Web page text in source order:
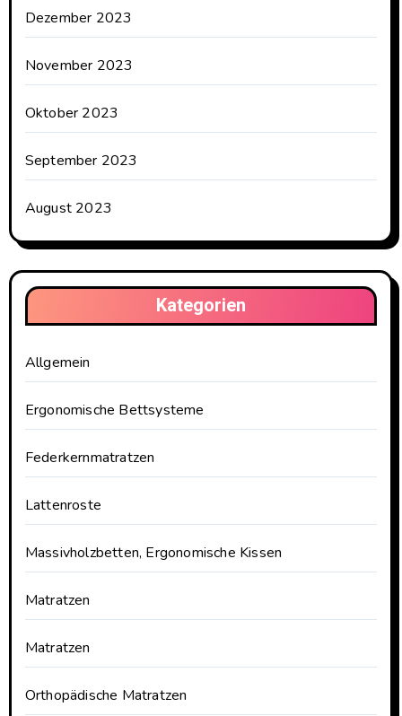
Dezember 2023
November 2023
Oktober 2023
September 2023
August 2023
Kategorien
Allgemein
Ergonomische Bettsysteme
Federkernmatratzen
Lattenroste
Massivholzbetten, Ergonomische Kissen
Matratzen
Matratzen
Orthopädische Matratzen